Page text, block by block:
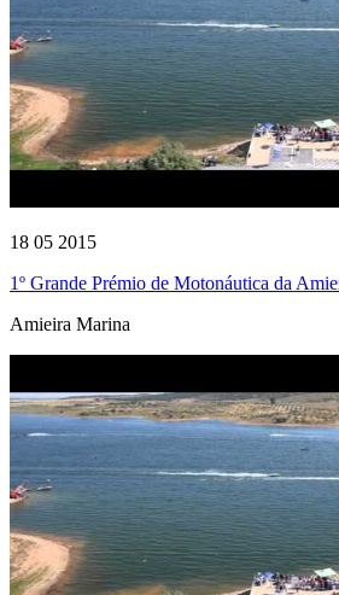
18 05 2015
1º Grande Prémio de Motonáutica da
Amieira Marina